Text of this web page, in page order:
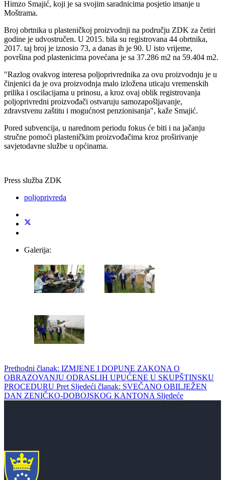
Himzo Smajić, koji je sa svojim saradnicima posjetio imanje u
Moštrama.
Broj obrtnika u plasteničkoj proizvodnji na području ZDK za četiri
godine je udvostručen. U 2015. bila su registrovana 44 obrtnika,
2017. taj broj je iznosio 73, a danas ih je 90. U isto vrijeme,
površina pod plastenicima povećana je sa 37.286 m2 na 59.404 m2.
"Razlog ovakvog interesa poljoprivrednika za ovu proizvodnju je u
činjenici da je ova proizvodnja malo izložena uticaju vremenskih
prilika i oscilacijama u prinosu, a kroz ovaj oblik registrovanja
poljoprivredni proizvođači ostvaruju samozapošljavanje,
zdravstvenu zaštitu i mogućnost penzionisanja", kaže Smajić.
Pored subvencija, u narednom periodu fokus će biti i na jačanju
stručne pomoći plasteničkim proizvođačima kroz proširivanje
savjetodavne službe u općinama.
Press služba ZDK
poljoprivreda
Galerija:
Prethodni članak: IZMJENE I DOPUNE ZAKONA O
OBRAZOVANJU ODRASLIH UPUĆENE U SKUPŠTINSKU
PROCEDURU Pret Sljedeći članak: SVEČANO OBILJEŽEN
DAN ZENIČKO-DOBOJSKOG KANTONA Sljedeće